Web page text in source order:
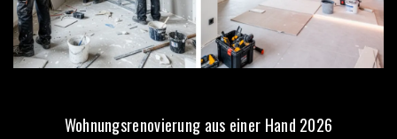
Wohnungsrenovierung aus einer Hand 2026